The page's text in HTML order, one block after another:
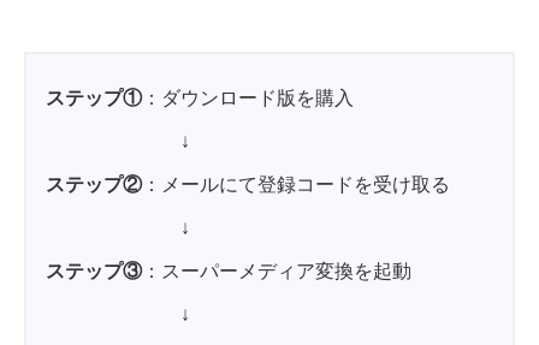
ステップ①：ダウンロード版を購入
↓
ステップ②：メールにて登録コードを受け取る
↓
ステップ③：スーパーメディア変換を起動
↓